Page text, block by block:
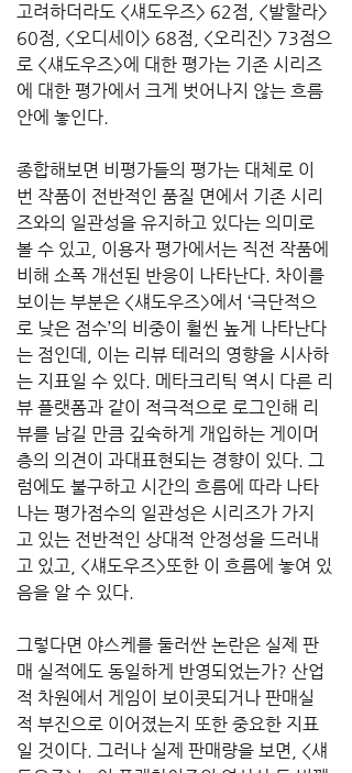
고려하더라도 <섀도우즈> 62점, <발할라>
60점, <오디세이> 68점, <오리진> 73점으
로 <섀도우즈>에 대한 평가는 기존 시리즈
에 대한 평가에서 크게 벗어나지 않는 흐름
안에 놓인다.
종합해보면 비평가들의 평가는 대체로 이
번 작품이 전반적인 품질 면에서 기존 시리
즈와의 일관성을 유지하고 있다는 의미로
볼 수 있고, 이용자 평가에서는 직전 작품에
비해 소폭 개선된 반응이 나타난다. 차이를
보이는 부분은 <섀도우즈>에서 ‘극단적으
로 낮은 점수’의 비중이 훨씬 높게 나타난다
는 점인데, 이는 리뷰 테러의 영향을 시사하
는 지표일 수 있다. 메타크리틱 역시 다른 리
뷰 플랫폼과 같이 적극적으로 로그인해 리
뷰를 남길 만큼 깊숙하게 개입하는 게이머
층의 의견이 과대표현되는 경향이 있다. 그
럼에도 불구하고 시간의 흐름에 따라 나타
나는 평가점수의 일관성은 시리즈가 가지
고 있는 전반적인 상대적 안정성을 드러내
고 있고, <섀도우즈>또한 이 흐름에 놓여 있
음을 알 수 있다.
그렇다면 야스케를 둘러싼 논란은 실제 판
매 실적에도 동일하게 반영되었는가? 산업
적 차원에서 게임이 보이콧되거나 판매실
적 부진으로 이어졌는지 또한 중요한 지표
일 것이다. 그러나 실제 판매량을 보면, <섀